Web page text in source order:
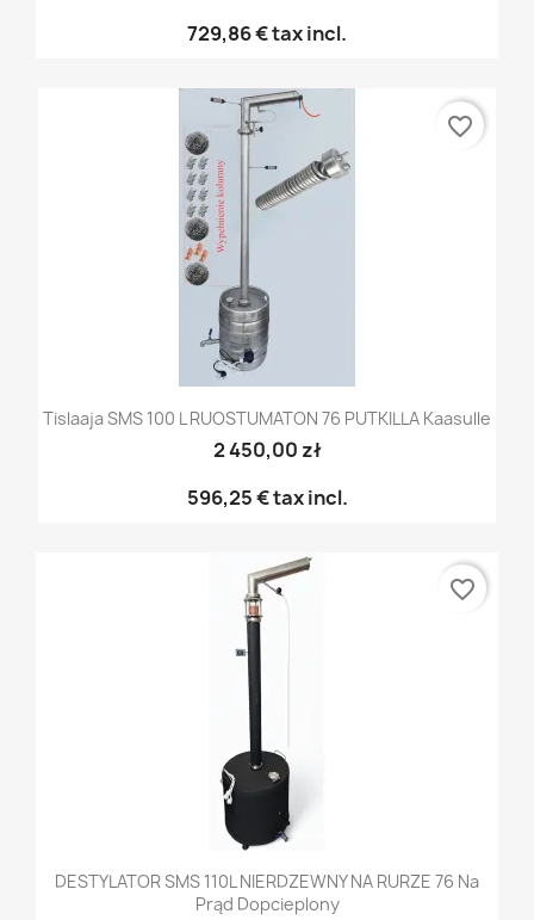
729,86 €tax incl.
Tislaaja SMS 100 L RUOSTUMATON 76 PUTKILLA Kaasulle
2 450,00 zł
596,25 €tax incl.
favorite_border
DESTYLATOR SMS 110L NIERDZEWNY NA RURZE 76 Na
Prąd Dopcieplony
favorite_border